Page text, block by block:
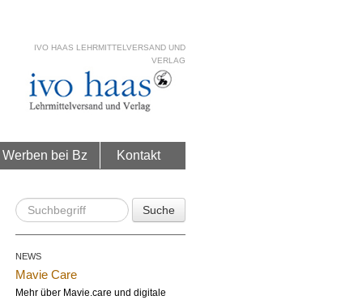
IVO HAAS LEHRMITTELVERSAND UND
VERLAG
Werben bei Bz Kontakt
Suche
NEWS
Mavie Care
Mehr über Mavie.care und digitale